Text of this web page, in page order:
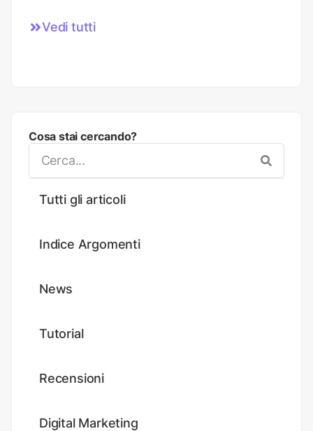
Vedi tutti
Cosa stai cercando?
Tutti gli articoli
Indice Argomenti
News
Tutorial
Recensioni
Digital Marketing